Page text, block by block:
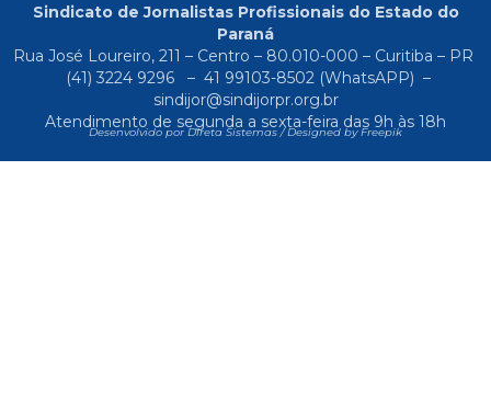
Sindicato de Jornalistas Profissionais do Estado do
Paraná
Rua José Loureiro, 211 – Centro – 80.010-000 – Curitiba – PR
(41) 3224 9296
– 41 99103-8502(WhatsAPP) –
sindijor@sindijorpr.org.br
Atendimento de segunda a sexta-feira das 9h às 18h
Desenvolvido por Direta Sistemas /Designed by Freepik